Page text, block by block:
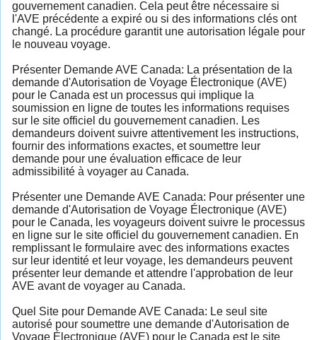
gouvernement canadien. Cela peut être nécessaire si
l'AVE précédente a expiré ou si des informations clés ont
changé. La procédure garantit une autorisation légale pour
le nouveau voyage.
Présenter Demande AVE Canada: La présentation de la
demande d'Autorisation de Voyage Électronique (AVE)
pour le Canada est un processus qui implique la
soumission en ligne de toutes les informations requises
sur le site officiel du gouvernement canadien. Les
demandeurs doivent suivre attentivement les instructions,
fournir des informations exactes, et soumettre leur
demande pour une évaluation efficace de leur
admissibilité à voyager au Canada.
Présenter une Demande AVE Canada: Pour présenter une
demande d'Autorisation de Voyage Électronique (AVE)
pour le Canada, les voyageurs doivent suivre le processus
en ligne sur le site officiel du gouvernement canadien. En
remplissant le formulaire avec des informations exactes
sur leur identité et leur voyage, les demandeurs peuvent
présenter leur demande et attendre l'approbation de leur
AVE avant de voyager au Canada.
Quel Site pour Demande AVE Canada: Le seul site
autorisé pour soumettre une demande d'Autorisation de
Voyage Électronique (AVE) pour le Canada est le site